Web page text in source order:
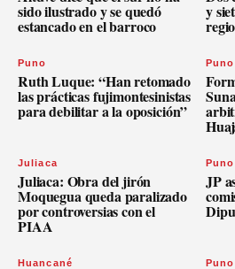
sido ilustrado y se quedó
estancado en el barroco
y
Puno
Ruth Luque: “Han retomado
las prácticas fujimontesinistas
para debilitar a la oposición”
Puno
Juliaca
Juliaca: Obra del jirón
Moquegua queda paralizado
por controversias con el
PIAA
Puno
JP
Huancané Puno